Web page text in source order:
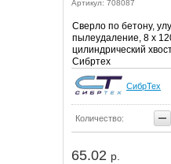
Артикул: 708087
Сверло по бетону,
пылеудаление, 8 х
цилиндрический
Сибртех
СибрТех
Количество:
65.02 р.